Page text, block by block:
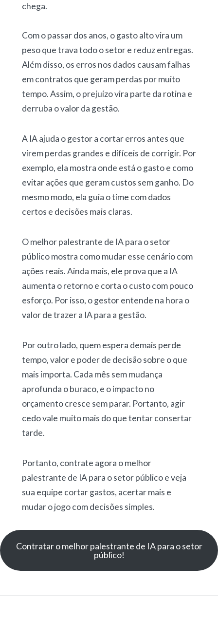
chega.
Com o passar dos anos, o gasto alto vira um
peso que trava todo o setor e reduz entregas.
Além disso, os erros nos dados causam falhas
em contratos que geram perdas por muito
tempo. Assim, o prejuízo vira parte da rotina e
derruba o valor da gestão.
A IA ajuda o gestor a cortar erros antes que
virem perdas grandes e difíceis de corrigir. Por
exemplo, ela mostra onde está o gasto e como
evitar ações que geram custos sem ganho. Do
mesmo modo, ela guia o time com dados
certos e decisões mais claras.
O melhor palestrante de IA para o setor
público mostra como mudar esse cenário com
ações reais. Ainda mais, ele prova que a IA
aumenta o retorno e corta o custo com pouco
esforço. Por isso, o gestor entende na hora o
valor de trazer a IA para a gestão.
Por outro lado, quem espera demais perde
tempo, valor e poder de decisão sobre o que
mais importa. Cada mês sem mudança
aprofunda o buraco, e o impacto no
orçamento cresce sem parar. Portanto, agir
cedo vale muito mais do que tentar consertar
tarde.
Portanto, contrate agora o melhor
palestrante de IA para o setor público e veja
sua equipe cortar gastos, acertar mais e
mudar o jogo com decisões simples.
Contratar o melhor palestrante de IA para o setor
público!